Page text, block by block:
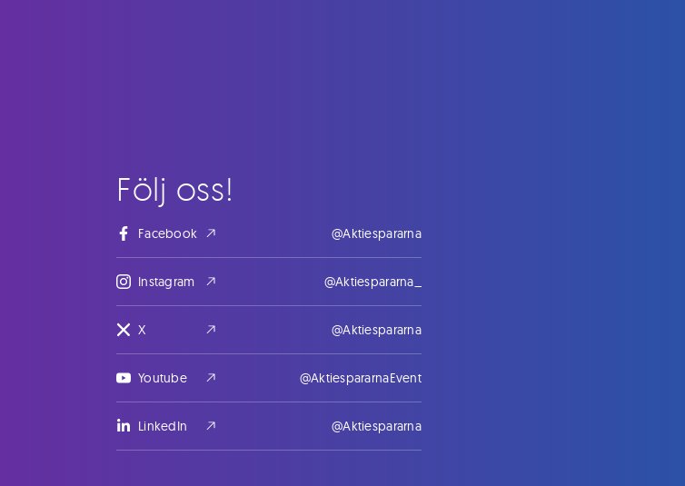
Följ oss!
Facebook @Aktiespararna
Instagram @Aktiespararna_
X @Aktiespararna
Youtube @AktiespararnaEvent
LinkedIn @Aktiespararna